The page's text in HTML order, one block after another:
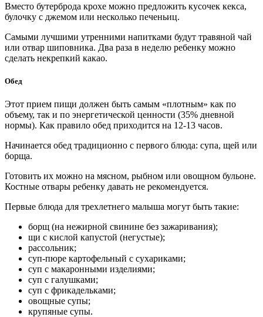
Вместо бутерброда крохе можно предложить кусочек кекса,
булочку с джемом или несколько печеньиц.
Самыми лучшими утренними напитками будут травяной чай
или отвар шиповника. Два раза в неделю ребенку можно
сделать некрепкий какао.
Обед
Этот прием пищи должен быть самым «плотным» как по
объему, так и по энергетической ценности (35% дневной
нормы). Как правило обед приходится на 12-13 часов.
Начинается обед традиционно с первого блюда: супа, щей или
борща.
Готовить их можно на мясном, рыбном или овощном бульоне.
Костные отвары ребенку давать не рекомендуется.
Первые блюда для трехлетнего малыша могут быть такие:
борщ (на нежирной свинине без зажаривания);
щи с кислой капустой (негустые);
рассольник;
суп-пюре картофельный с сухариками;
суп с макаронными изделиями;
суп с галушками;
суп с фрикадельками;
овощные супы;
крупяные супы.